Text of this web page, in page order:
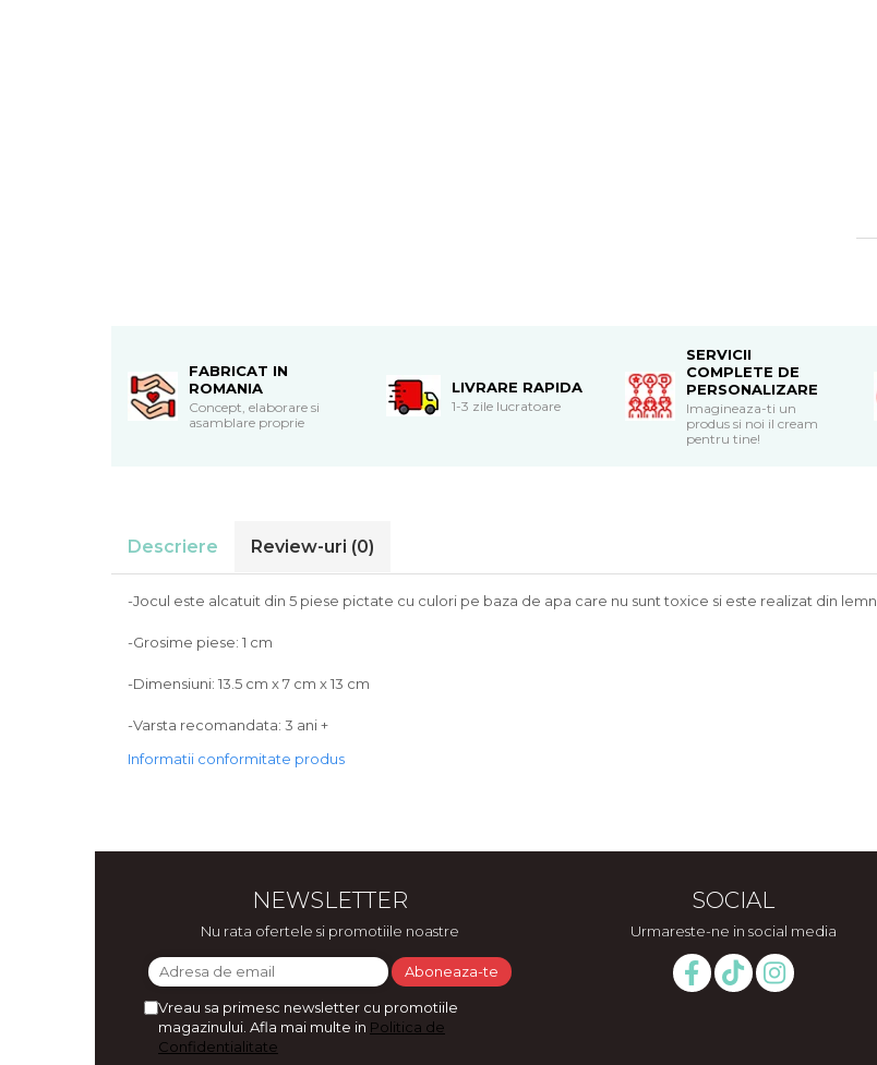
Cadouri pentru iubit
Cadouri pentru iubita
Ateliere - planse cu nisip colorat
FABRICAT IN
ROMANIA
Concept, elaborare si
asamblare proprie
LIVRARE RAPIDA
1-3 zile lucratoare
SERVICII
COMPLETE DE
PERSONALIZARE
Imagineaza-ti un
produs si noi il cream
pentru tine!
Descriere Review-uri (0)
-Jocul este alcatuit din 5 piese pictate cu culori pe baza de apa care nu sunt toxice si este realizat din lemn.
-Grosime piese: 1 cm
-Dimensiuni: 13.5 cm x 7 cm x 13 cm
-Varsta recomandata: 3 ani +
Informatii conformitate produs
NEWSLETTER
Nu rata ofertele si promotiile noastre
Vreau sa primesc newsletter cu promotiile
magazinului. Afla mai multe in Politica de
Confidentialitate
SOCIAL
Urmareste-ne in social media